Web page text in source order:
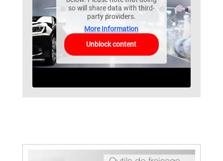
so will share data with third-
party providers.
More Information
Unblock content